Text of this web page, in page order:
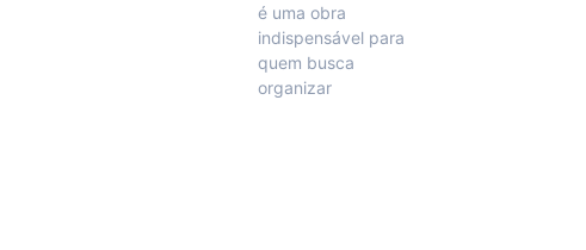
é uma obra
indispensável para
quem busca
organizar